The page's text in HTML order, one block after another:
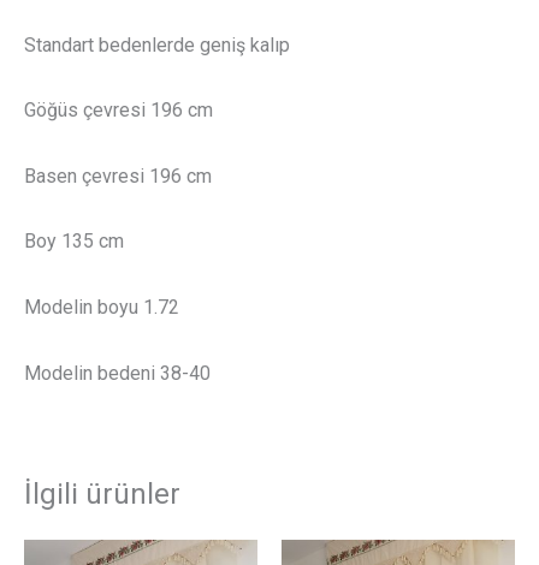
Standart bedenlerde geniş kalıp
Göğüs çevresi 196 cm
Basen çevresi 196 cm
Boy 135 cm
Modelin boyu 1.72
Modelin bedeni 38-40
İlgili ürünler
Bu